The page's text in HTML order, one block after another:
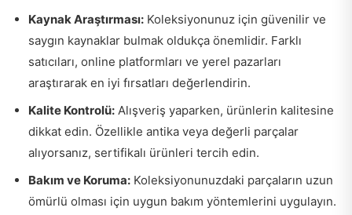
Kaynak Araştırması: Koleksiyonunuz için güvenilir ve
saygın kaynaklar bulmak oldukça önemlidir. Farklı
satıcıları, online platformları ve yerel pazarları
araştırarak en iyi fırsatları değerlendirin.
Kalite Kontrolü: Alışveriş yaparken, ürünlerin kalitesine
dikkat edin. Özellikle antika veya değerli parçalar
alıyorsanız, sertifikalı ürünleri tercih edin.
Bakım ve Koruma: Koleksiyonunuzdaki parçaların uzun
ömürlü olması için uygun bakım yöntemlerini uygulayın.